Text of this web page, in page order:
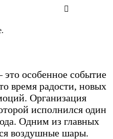
особенное событие
время радости, новых
Организация
исполнился один
Одним из главных
воздушные шары.